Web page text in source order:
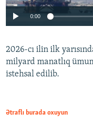
Auto 240p
0:00
2026-cı ilin ilk
milyard manatlıq
istehsal edilib.
Ətraflı burada oxuyun